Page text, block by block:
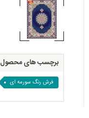
برچسب های محصول
فرش رنگ سورمه ای